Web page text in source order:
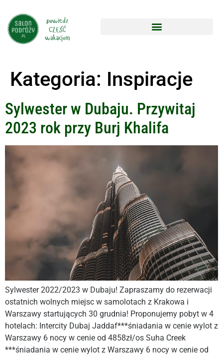
Kategoria: Inspiracje
Sylwester w Dubaju. Przywitaj
2023 rok przy Burj Khalifa
Sylwester 2022/2023 w Dubaju! Zapraszamy do rezerwacji
ostatnich wolnych miejsc w samolotach z Krakowa i
Warszawy startujących 30 grudnia! Proponujemy pobyt w 4
hotelach: Intercity Dubaj Jaddaf***śniadania w cenie wylot z
Warszawy 6 nocy w cenie od 4858zł/os Suha Creek
***śniadania w cenie wylot z Warszawy 6 nocy w cenie od